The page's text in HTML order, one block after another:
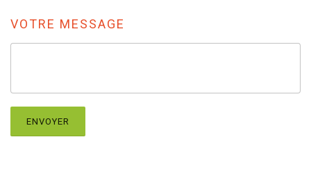
VOTRE MESSAGE